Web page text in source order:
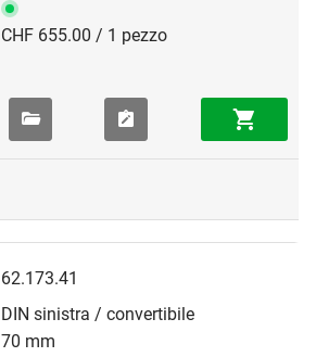
CHF 655.00 / 1 pezzo
62.173.41
DIN sinistra / convertibile
70 mm